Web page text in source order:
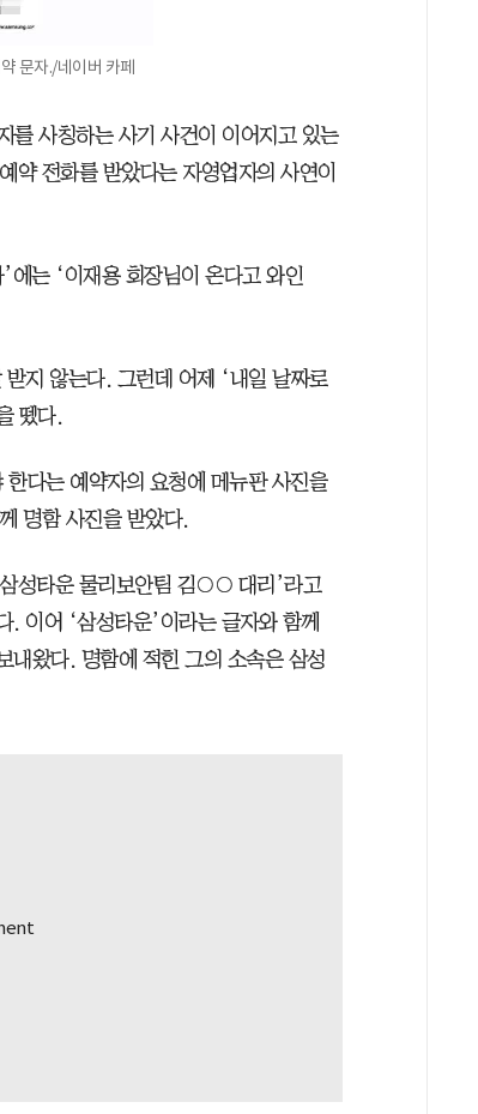
문자./네이버 카페
를 사칭하는 사기 사건이 이어지고 있는
약 전화를 받았다는 자영업자의 사연이
에는 ‘이재용 회장님이 온다고 와인
지 않는다. 그런데 어제 ‘내일 날짜로
뗐다.
다는 예약자의 요청에 메뉴판 사진을
명함 사진을 받았다.
성타운 물리보안팀 김○○ 대리’라고
이어 ‘삼성타운’이라는 글자와 함께
왔다. 명함에 적힌 그의 소속은 삼성